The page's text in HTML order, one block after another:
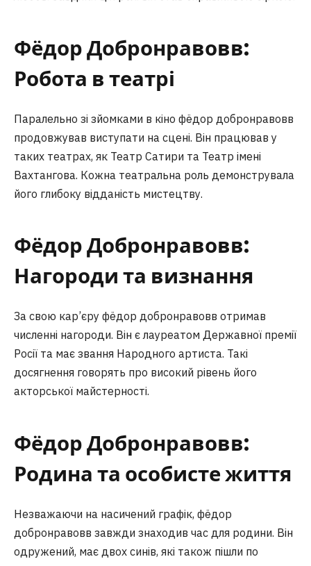
Фёдор Добронравовв:
Робота в театрі
Паралельно зі зйомками в кіно фёдор добронравовв
продовжував виступати на сцені. Він працював у
таких театрах, як Театр Сатири та Театр імені
Вахтангова. Кожна театральна роль демонструвала
його глибоку відданість мистецтву.
Фёдор Добронравовв:
Нагороди та визнання
За свою кар’єру фёдор добронравовв отримав
численні нагороди. Він є лауреатом Державної премії
Росії та має звання Народного артиста. Такі
досягнення говорять про високий рівень його
акторської майстерності.
Фёдор Добронравовв:
Родина та особисте життя
Незважаючи на насичений графік, фёдор
добронравовв завжди знаходив час для родини. Він
одружений, має двох синів, які також пішли по